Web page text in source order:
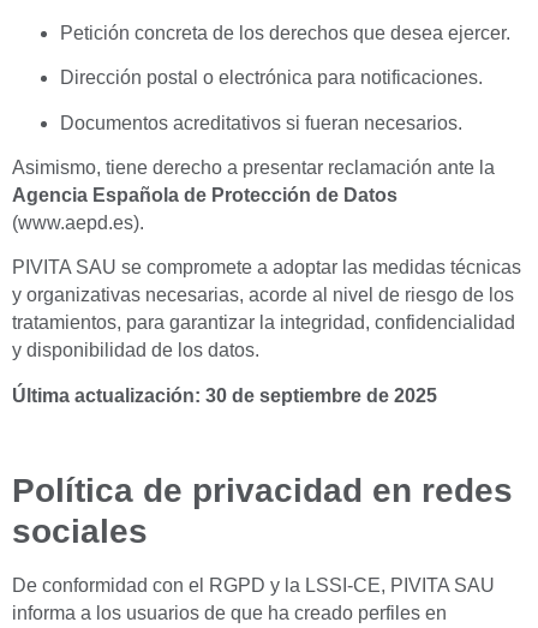
Petición concreta de los derechos que desea ejercer.
Dirección postal o electrónica para notificaciones.
Documentos acreditativos si fueran necesarios.
Asimismo, tiene derecho a presentar reclamación ante la
Agencia Española de Protección de Datos
(www.aepd.es).
PIVITA SAU se compromete a adoptar las medidas técnicas
y organizativas necesarias, acorde al nivel de riesgo de los
tratamientos, para garantizar la integridad, confidencialidad
y disponibilidad de los datos.
Última actualización: 30 de septiembre de 2025
Política de privacidad en redes
sociales
De conformidad con el RGPD y la LSSI-CE, PIVITA SAU
informa a los usuarios de que ha creado perfiles en